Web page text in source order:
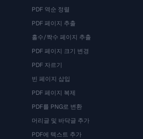
PDF 역순 정렬
PDF 페이지 추출
홀수/짝수 페이지 추출
PDF 페이지 크기 변경
PDF 자르기
빈 페이지 삽입
PDF 페이지 복제
PDF를 PNG로 변환
머리글 및 바닥글 추가
PDF에 텍스트 추가